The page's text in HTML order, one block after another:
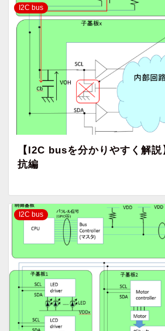
I2C bus
【I2C busを分かりやすく解
抗編
I2C bus